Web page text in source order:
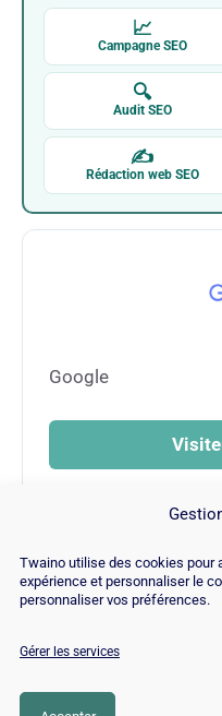
Twaino utilise des cookies pour
expérience et personnaliser le
personnaliser vos préférences.
Gérer les services
📈
Campagne SEO
🔍
Audit SEO
✍
Rédaction web SEO
Google
© Copyright 2026 |
Recrutements